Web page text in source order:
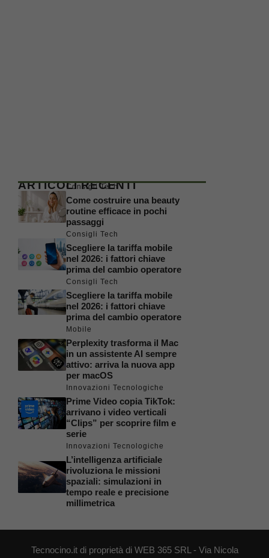
ARTICOLI RECENTI
Consigli Tech
Come costruire una beauty
routine efficace in pochi
passaggi
Consigli Tech
Scegliere la tariffa mobile
nel 2026: i fattori chiave
prima del cambio operatore
Consigli Tech
Scegliere la tariffa mobile
nel 2026: i fattori chiave
prima del cambio operatore
Mobile
Perplexity trasforma il Mac
in un assistente AI sempre
attivo: arriva la nuova app
per macOS
Innovazioni Tecnologiche
Prime Video copia TikTok:
arrivano i video verticali
“Clips” per scoprire film e
serie
Innovazioni Tecnologiche
L’intelligenza artificiale
rivoluziona le missioni
spaziali: simulazioni in
tempo reale e precisione
millimetrica
Tecnocino.it di proprietà di WEB 365 SRL - Via Nicola